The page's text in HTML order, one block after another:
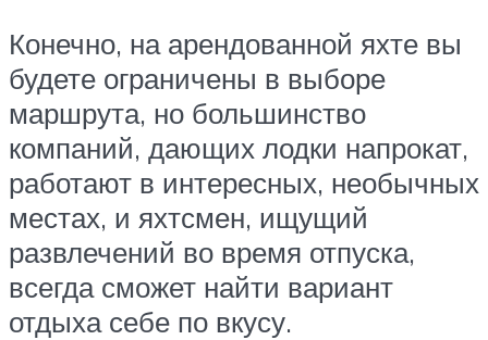
Конечно, на арендованной яхте вы
будете ограничены в выборе
маршрута, но большинство
компаний, дающих лодки напрокат,
работают в интересных, необычных
местах, и яхтсмен, ищущий
развлечений во время отпуска,
всегда сможет найти вариант
отдыха себе по вкусу.